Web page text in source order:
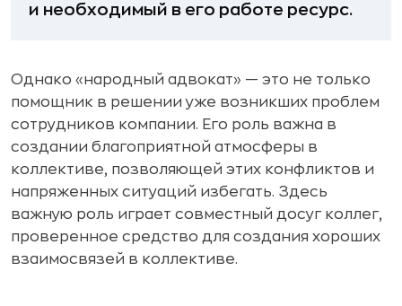
и необходимый в его работе ресурс.
Однако «народный адвокат» — это не только
помощник в решении уже возникших проблем
сотрудников компании. Его роль важна в
создании благоприятной атмосферы в
коллективе, позволяющей этих конфликтов и
напряженных ситуаций избегать. Здесь
важную роль играет совместный досуг коллег,
проверенное средство для создания хороших
взаимосвязей в коллективе.